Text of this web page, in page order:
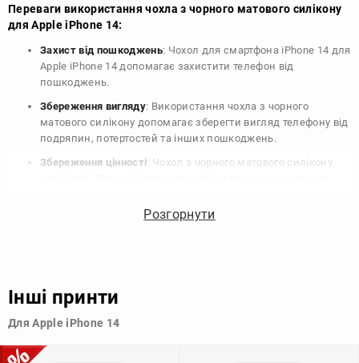
Переваги використання чохла з чорного матового силікону
для Apple iPhone 14:
Захист від пошкоджень: Чохол для смартфона iPhone 14 для
Apple iPhone 14 допомагає захистити телефон від
пошкоджень.
Збереження вигляду: Використання чохла з чорного
матового силікону допомагає зберегти вигляд телефону від
подряпин, потертостей та інших пошкоджень.
Збереження цінності: Чохол з чорного матового силікону
продати свій пристрій в майбутньому.
Узагалі, чохол для телефону - це дуже корисний аксесуар, який
допомагає захистити ваш пристрій, зберегти його цінність і
Розгорнути
Інші принти
Для Apple iPhone 14